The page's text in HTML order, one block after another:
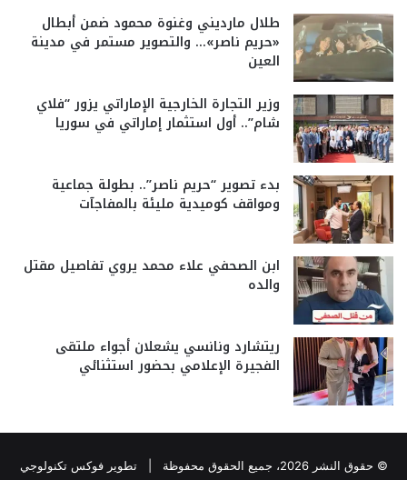
طلال مارديني وغنوة محمود ضمن أبطال
«حريم ناصر»… والتصوير مستمر في مدينة
العين
وزير التجارة الخارجية الإماراتي يزور “فلاي
شام”.. أول استثمار إماراتي في سوريا
بدء تصوير “حريم ناصر”.. بطولة جماعية
ومواقف كوميدية مليئة بالمفاجآت
ابن الصحفي علاء محمد يروي تفاصيل مقتل
والده
ريتشارد ونانسي يشعلان أجواء ملتقى
الفجيرة الإعلامي بحضور استثنائي
© حقوق النشر 2026، جميع الحقوق محفوظة | تطوير فوكس تكنولوجي